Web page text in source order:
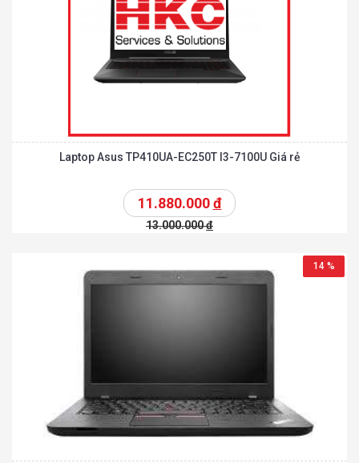
Laptop Asus TP410UA-EC250T I3-7100U Giá rẻ
11.880.000đ
13.000.000đ
14 %